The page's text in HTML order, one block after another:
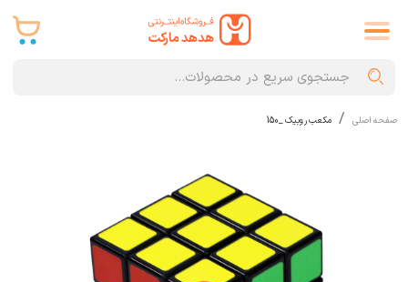
صفحه اصلی مکعب روبیک _150